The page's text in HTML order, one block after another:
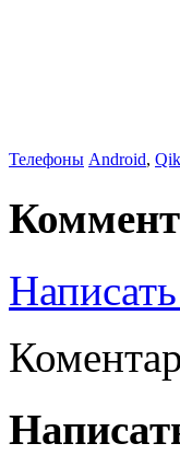
Телефоны Android,